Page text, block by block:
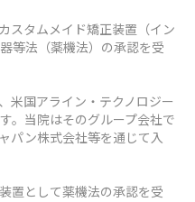
スタムメイド矯正装置（イン
等法（薬機法）の承認を受
米国アライン・テクノロジー
。当院はそのグループ会社で
パン株式会社等を通じて入
置として薬機法の承認を受